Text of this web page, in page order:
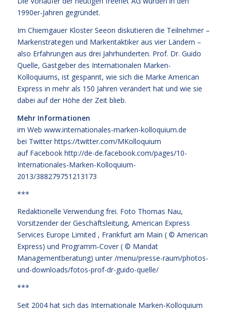
1990er-Jahren gegründet.
Im Chiemgauer Kloster Seeon diskutieren die Teilnehmer –
Markenstrategen und Markentaktiker aus vier Ländern –
also Erfahrungen aus drei Jahrhunderten. Prof. Dr. Guido
Quelle, Gastgeber des Internationalen Marken-
Kolloquiums, ist gespannt, wie sich die Marke American
Express in mehr als 150 Jahren verändert hat und wie sie
dabei auf der Höhe der Zeit blieb.
Mehr Informationen
im Web www.internationales-marken-kolloquium.de
bei Twitter https://twitter.com/MKolloquium
auf Facebook http://de-de.facebook.com/pages/10-
Internationales-Marken-Kolloquium-
2013/388279751213173
***
Redaktionelle Verwendung frei. Foto Thomas Nau,
Vorsitzender der Geschäftsleitung, American Express
Services Europe Limited , Frankfurt am Main ( © American
Express) und Programm-Cover ( © Mandat
Managementberatung) unter /menu/presse-raum/photos-
und-downloads/fotos-prof-dr-guido-quelle/
***
Seit 2004 hat sich das Internationale Marken-Kolloquium